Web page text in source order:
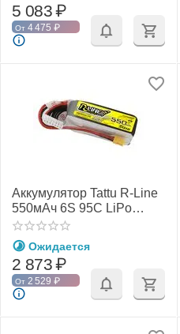
5 083₽
От 4 475 ₽
Аккумулятор Tattu R-Line
550мАч 6S 95C LiPo
(XT30)
Ожидается
2 873₽
От 2 529 ₽